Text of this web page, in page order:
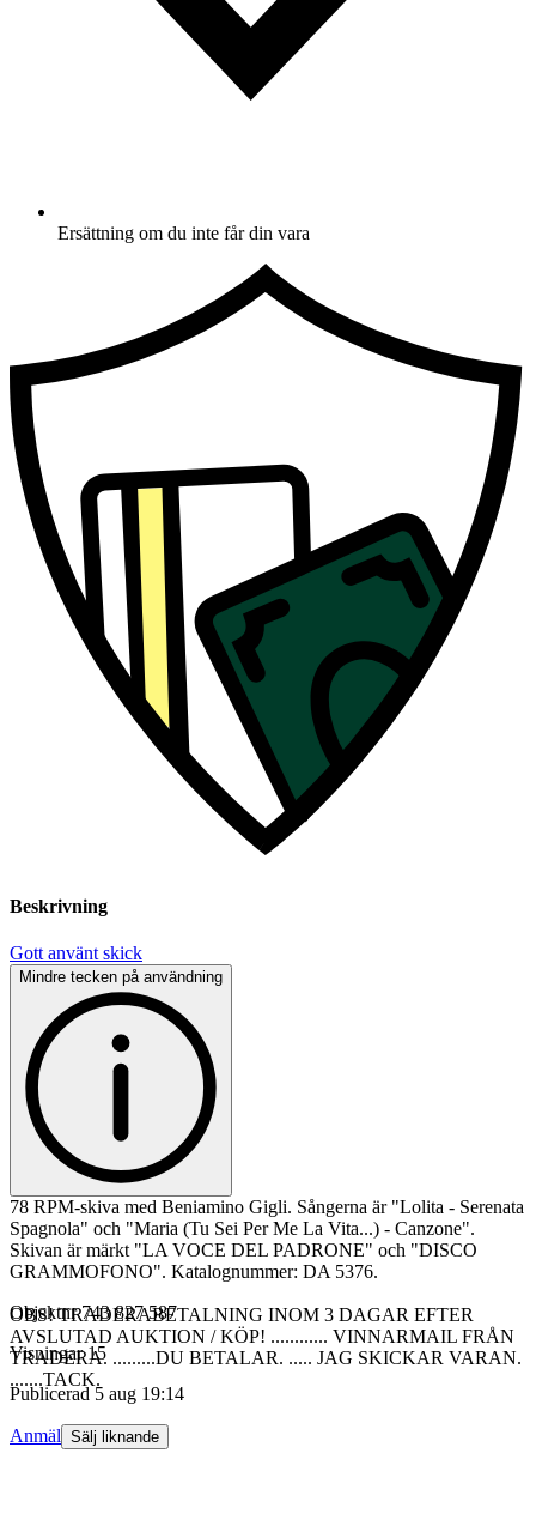
Ersättning om du inte får din vara
Beskrivning
Gott använt skick
Mindre tecken på användning
78 RPM-skiva med Beniamino Gigli. Sångerna är "Lolita - Serenata
Spagnola" och "Maria (Tu Sei Per Me La Vita...) - Canzone".
Skivan är märkt "LA VOCE DEL PADRONE" och "DISCO
GRAMMOFONO". Katalognummer: DA 5376.
OBS! TRADERABETALNING INOM 3 DAGAR EFTER
AVSLUTAD AUKTION / KÖP! ............ VINNARMAIL FRÅN
TRADERA. .........DU BETALAR. ..... JAG SKICKAR VARAN.
.......TACK.
Objektnr 743 827 587
Visningar 15
Publicerad 5 aug 19:14
Anmäl Sälj liknande